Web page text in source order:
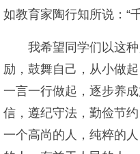
如教育家陶行知所说：“
我希望同学们以这
励，鼓舞自己，从小做
一言一行做起，逐步养
信，遵纪守法，勤俭节
一个高尚的人，纯粹的